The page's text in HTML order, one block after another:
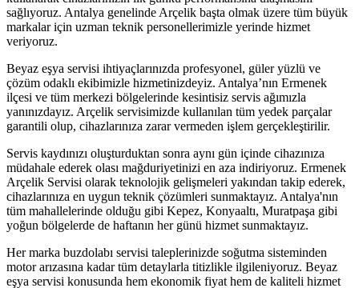
sağlıyoruz. Antalya genelinde Arçelik başta olmak üzere tüm büyük
markalar için uzman teknik personellerimizle yerinde hizmet
veriyoruz.
Beyaz eşya servisi ihtiyaçlarınızda profesyonel, güler yüzlü ve
çözüm odaklı ekibimizle hizmetinizdeyiz. Antalya’nın Ermenek
ilçesi ve tüm merkezi bölgelerinde kesintisiz servis ağımızla
yanınızdayız. Arçelik servisimizde kullanılan tüm yedek parçalar
garantili olup, cihazlarınıza zarar vermeden işlem gerçekleştirilir.
Servis kaydınızı oluşturduktan sonra aynı gün içinde cihazınıza
müdahale ederek olası mağduriyetinizi en aza indiriyoruz. Ermenek
Arçelik Servisi olarak teknolojik gelişmeleri yakından takip ederek,
cihazlarınıza en uygun teknik çözümleri sunmaktayız. Antalya'nın
tüm mahallelerinde olduğu gibi Kepez, Konyaaltı, Muratpaşa gibi
yoğun bölgelerde de haftanın her günü hizmet sunmaktayız.
Her marka buzdolabı servisi taleplerinizde soğutma sisteminden
motor arızasına kadar tüm detaylarla titizlikle ilgileniyoruz. Beyaz
eşya servisi konusunda hem ekonomik fiyat hem de kaliteli hizmet